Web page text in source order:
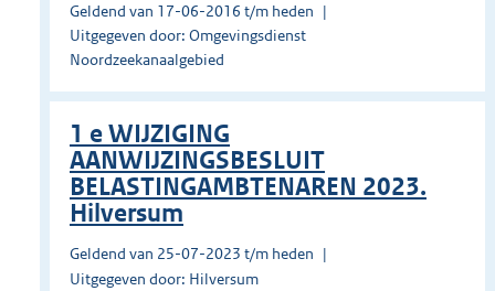
Geldend van 17-06-2016 t/m heden
Uitgegeven door: Omgevingsdienst
Noordzeekanaalgebied
1 e WIJZIGING
AANWIJZINGSBESLUIT
BELASTINGAMBTENAREN 2023.
Hilversum
Geldend van 25-07-2023 t/m heden
Uitgegeven door: Hilversum